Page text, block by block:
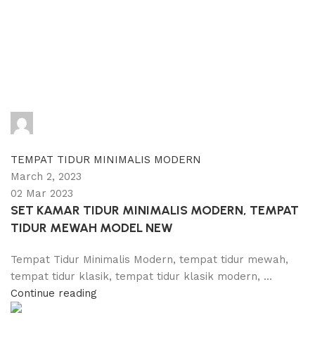
TEMPAT TIDUR MINIMALIS MODERN
March 2, 2023
02 Mar 2023
SET KAMAR TIDUR MINIMALIS MODERN, TEMPAT
TIDUR MEWAH MODEL NEW
Tempat Tidur Minimalis Modern, tempat tidur mewah,
tempat tidur klasik, tempat tidur klasik modern, ...
Continue reading